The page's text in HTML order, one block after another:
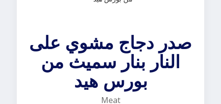
صدر دجاج مشوي على
النار بنار سميث من
بورس هيد
Meat